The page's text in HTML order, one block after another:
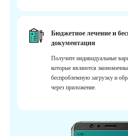
Бюджетное лечение и
документация
Получите индивидуальные
которые являются
беспроблемную загрузку и
через приложение.